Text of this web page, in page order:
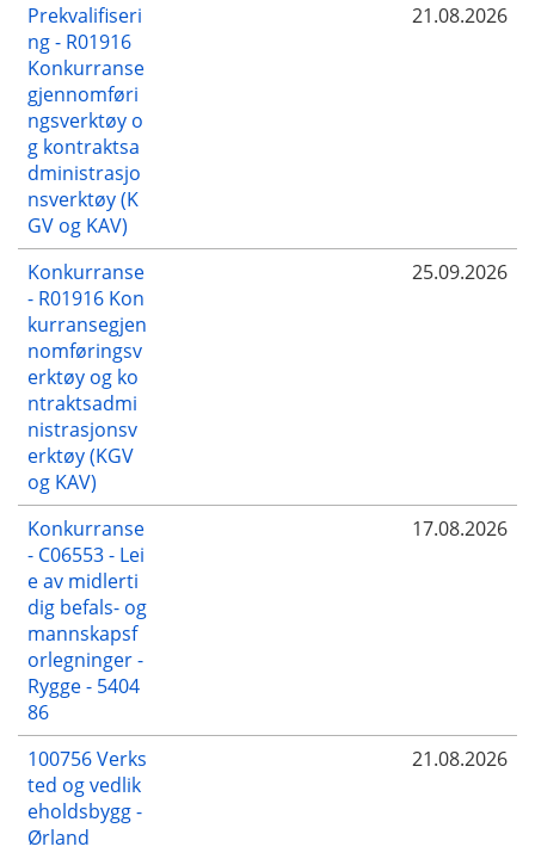
Prekvalifiseri
ng - R01916
Konkurranse
gjennomføri
ngsverktøy o
g kontraktsa
dministrasjo
nsverktøy (K
GV og KAV)
21.08.2026
Konkurranse
- R01916 Kon
kurransegjen
nomføringsv
erktøy og ko
ntraktsadmi
nistrasjonsv
erktøy (KGV
og KAV)
25.09.2026
Konkurranse
- C06553 - Lei
e av midlerti
dig befals- og
mannskapsf
orlegninger -
Rygge - 5404
86
17.08.2026
100756 Verks
ted og vedlik
eholdsbygg -
Ørland
21.08.2026